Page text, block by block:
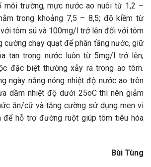
môi trường, mực nước ao nuôi từ 1,2 –
trong khoảng 7,5 – 8,5; độ kiềm từ
tôm sú và 100mg/l trở lên đối với tôm
cường chạy quạt để phân tầng nước, giữ
tan trong nước luôn từ 5mg/l trở lên;
đặc biệt thường xảy ra trong ao tôm.
ngày nắng nóng nhiệt độ nước ao trên
dầm nhiệt độ dưới 25oC thì nên giảm
ăn/cữ và tăng cường sử dụng men vi
để hỗ trợ đường ruột giúp tôm tiêu hóa
Bùi Tùng